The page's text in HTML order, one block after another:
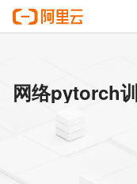
网络pytorch